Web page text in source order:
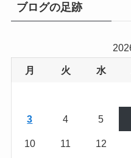
ブログの足跡
月 火 水
3 4 5
10 11 12